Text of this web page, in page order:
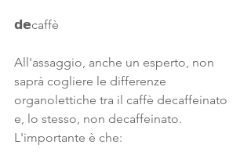
𝗱𝗲caffè
All'assaggio, anche un esperto, non
saprà cogliere le differenze
organolettiche tra il caffè decaffeinato
e, lo stesso, non decaffeinato.
L'importante è che: